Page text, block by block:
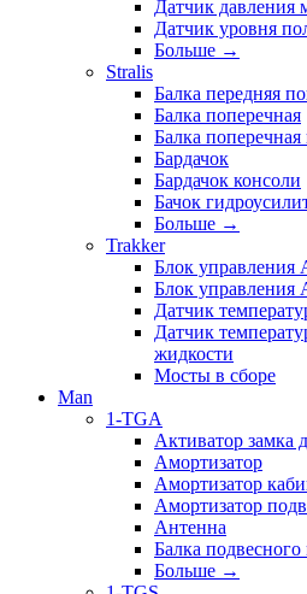
Датчик давления
Датчик уровня
Больше →
Stralis
Балка передняя
Балка поперечная
Балка поперечная
Бардачок
Бардачок консоли
Бачок
Больше →
Trakker
Блок управления
Блок управления
Датчик
Датчик
жидкости
Мосты в сборе
Man
1-TGA
Активатор замка
Амортизатор
Амортизатор
Амортизатор
Антенна
Балка подвесного
Больше →